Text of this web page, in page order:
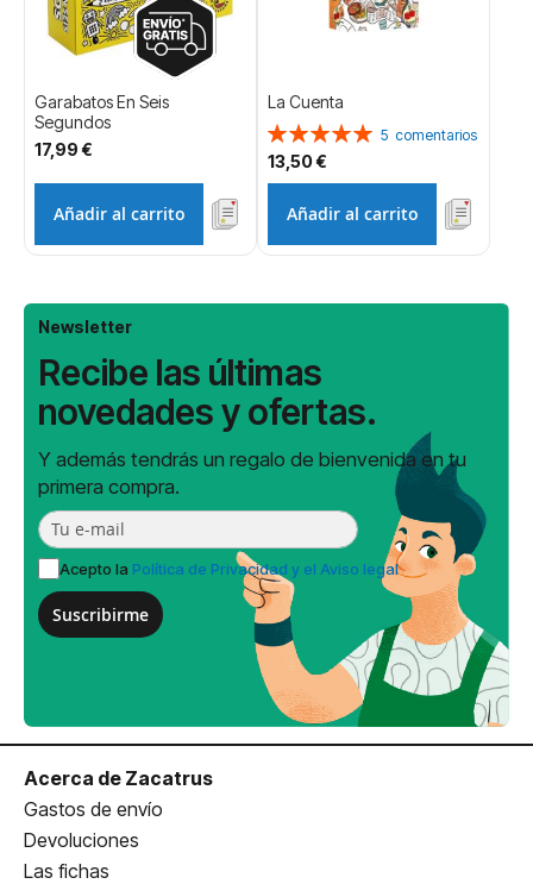
Garabatos En Seis
Segundos
17,99 €
Añadir al carrito
La Cuenta
Valoración:
100%
5 comentarios
13,50 €
Añadir al carrito
Newsletter
Recibe las últimas
novedades y ofertas.
Y además tendrás un regalo de bienvenida en tu
primera compra.
Acepto la Política de Privacidad y el Aviso legal
Suscribirme
Acerca de Zacatrus
Gastos de envío
Devoluciones
Las fichas